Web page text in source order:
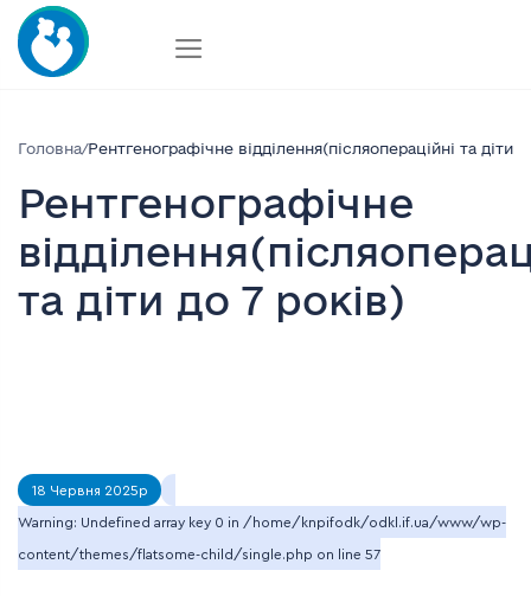
Skip
to
content
Головна/Рентгенографічне відділення(післяопераційні та діти
Рентгенографічне
та діти до 7 років)
18 Червня 2025р
Warning: Undefined array key 0 in /home/knpifodk/odkl.if.ua/www/wp-
content/themes/flatsome-child/single.php on line 57